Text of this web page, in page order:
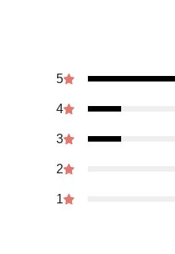
5
4
3
2
1